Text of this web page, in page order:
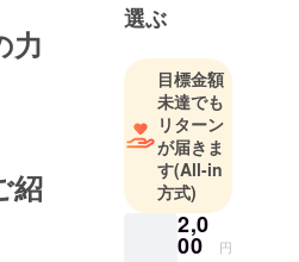
力
紹
選ぶ
目標金額
未達でも
リターン
が届きま
す(All-in
方式)
2,0
00 円